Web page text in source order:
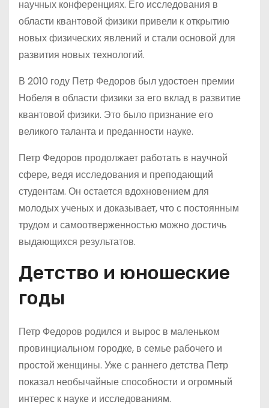
научных конференциях. Его исследования в
области квантовой физики привели к открытию
новых физических явлений и стали основой для
развития новых технологий.
В 2010 году Петр Федоров был удостоен премии
Нобеля в области физики за его вклад в развитие
квантовой физики. Это было признание его
великого таланта и преданности науке.
Петр Федоров продолжает работать в научной
сфере, ведя исследования и преподающий
студентам. Он остается вдохновением для
молодых ученых и доказывает, что с постоянным
трудом и самоотверженностью можно достичь
выдающихся результатов.
Детство и юношеские
годы
Петр Федоров родился и вырос в маленьком
провинциальном городке, в семье рабочего и
простой женщины. Уже с раннего детства Петр
показал необычайные способности и огромный
интерес к науке и исследованиям.